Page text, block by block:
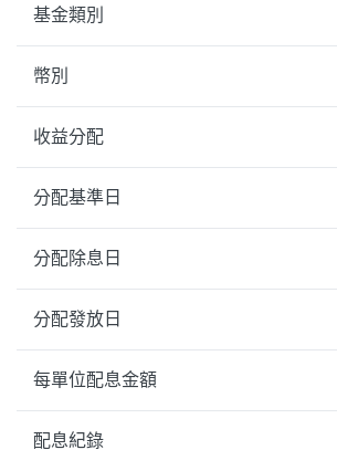
基金類別
幣別
收益分配
分配基準日
分配除息日
分配發放日
每單位配息金額
配息紀錄